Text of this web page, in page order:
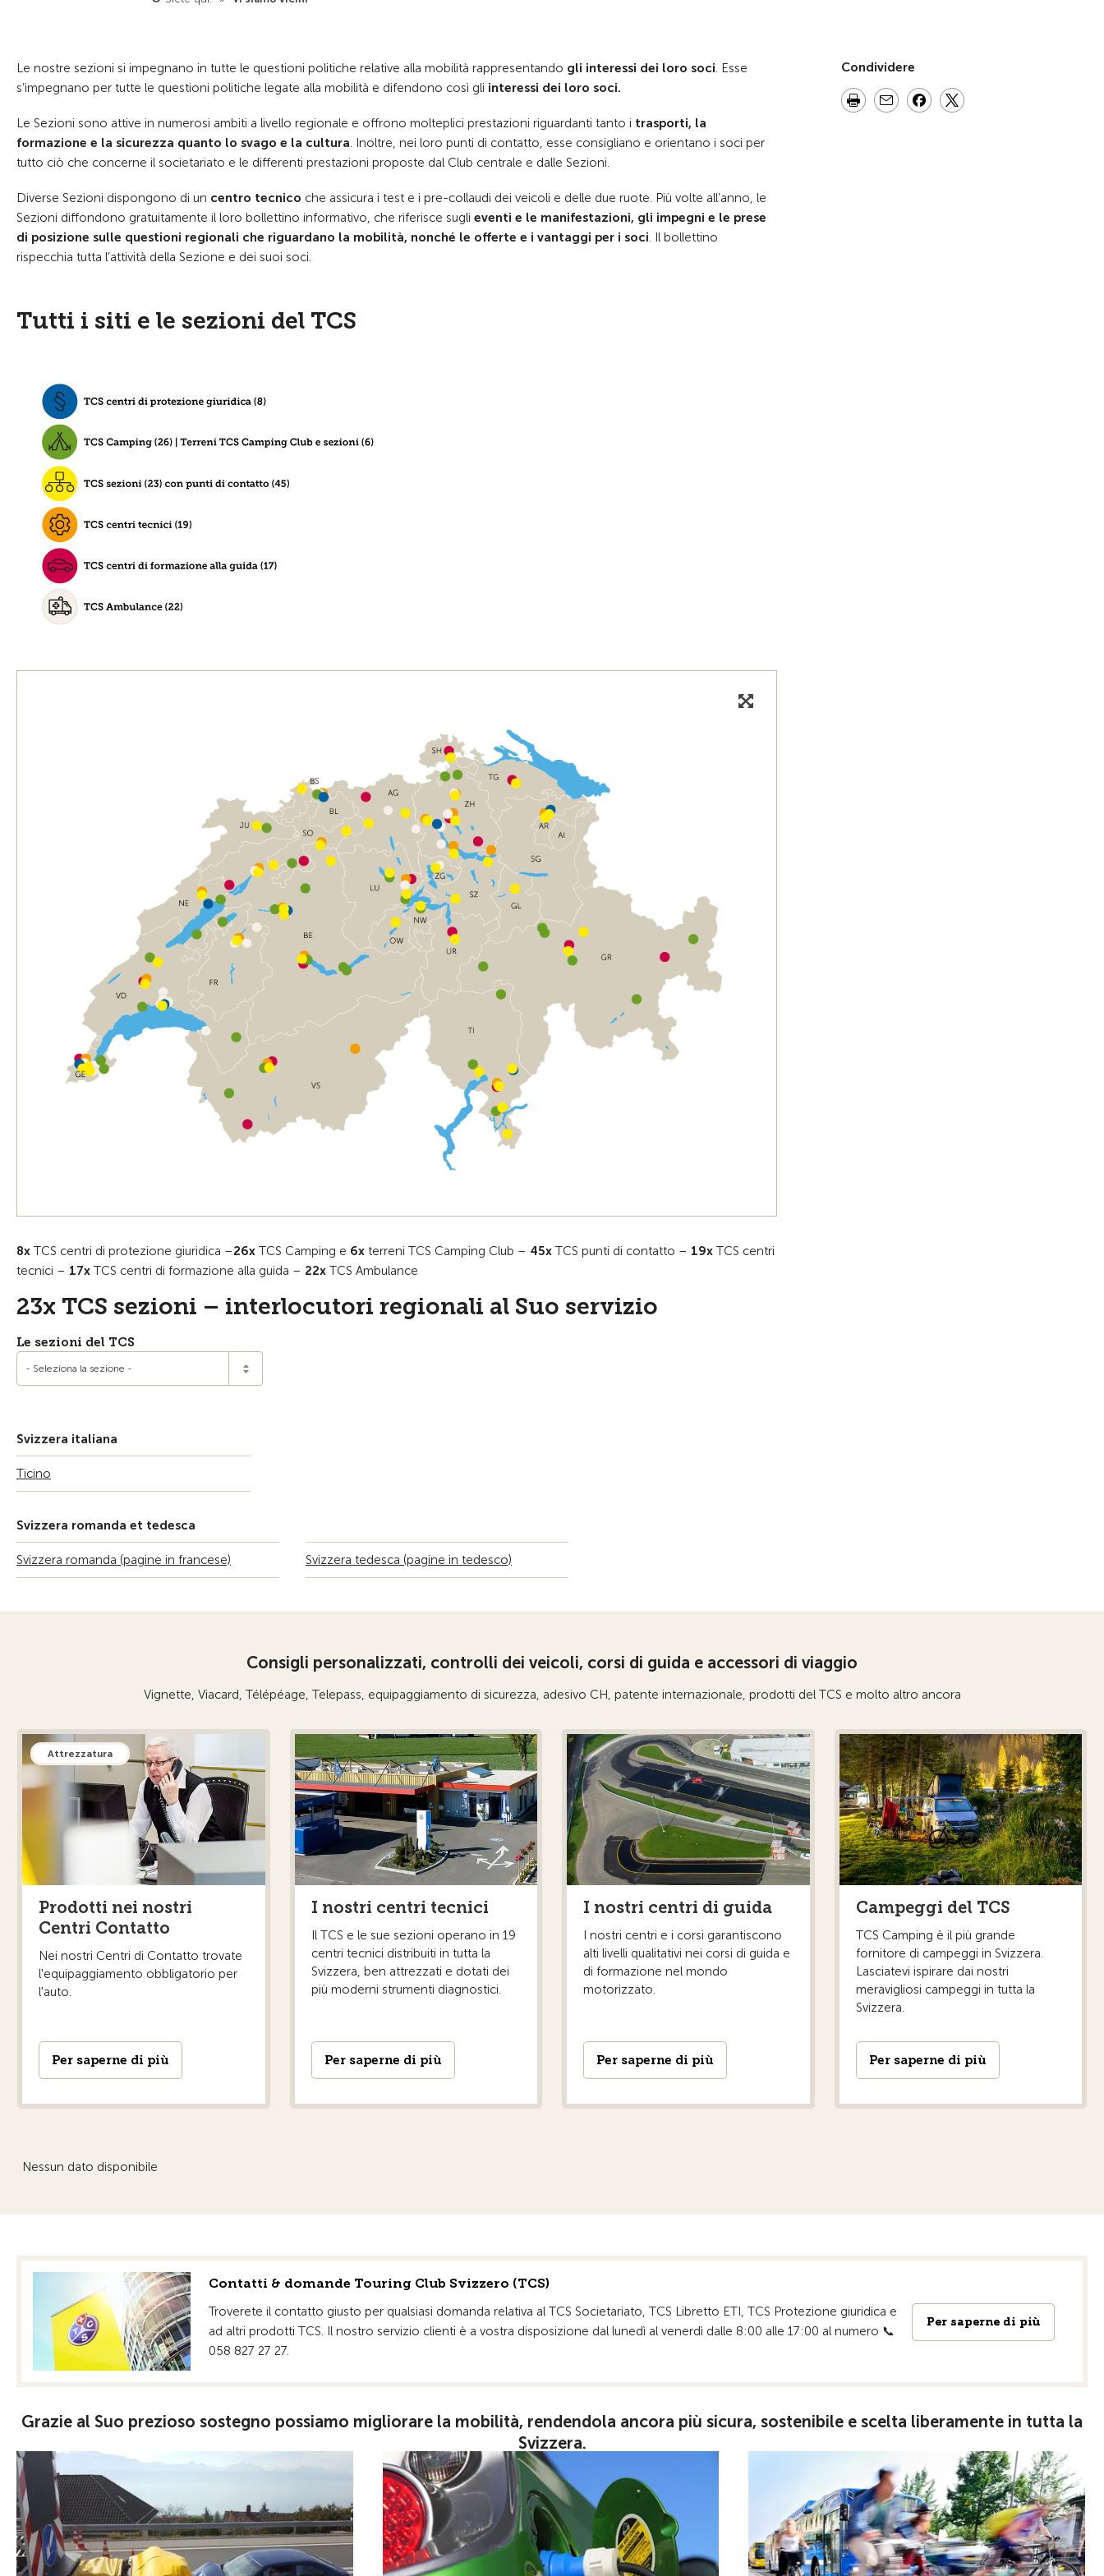
Le nostre sezioni si impegnano in tutte le questioni politiche relative alla mobilità rappresentando gli interessi dei loro soci. Esse
s’impegnano per tutte le questioni politiche legate alla mobilità e difendono così gli interessi dei loro soci.
Le Sezioni sono attive in numerosi ambiti a livello regionale e offrono molteplici prestazioni riguardanti tanto i trasporti, la
formazione e la sicurezza quanto lo svago e la cultura. Inoltre, nei loro punti di contatto, esse consigliano e orientano i soci per
tutto ciò che concerne il societariato e le differenti prestazioni proposte dal Club centrale e dalle Sezioni.
Diverse Sezioni dispongono di un centro tecnico che assicura i test e i pre-collaudi dei veicoli e delle due ruote. Più volte all’anno, le
Sezioni diffondono gratuitamente il loro bollettino informativo, che riferisce sugli eventi e le manifestazioni, gli impegni e le prese
di posizione sulle questioni regionali che riguardano la mobilità, nonché le offerte e i vantaggi per i soci. Il bollettino
rispecchia tutta l’attività della Sezione e dei suoi soci.
Tutti i siti e le sezioni del TCS
8x TCS centri di protezione giuridica –26x TCS Camping e 6x terreni TCS Camping Club – 45x TCS punti di contatto – 19x TCS centri
tecnici – 17x TCS centri di formazione alla guida – 22x TCS Ambulance
23x TCS sezioni – interlocutori regionali al Suo servizio
Le sezioni del TCS
- Seleziona la sezione -
Berna
Friborgo
Ginevra
Glarona
Soletta
San Gallo – AI
Uri
Vaud
Zugo
Zurigo
Svizzera italiana
Ticino
Svizzera romanda et tedesca
Svizzera romanda (pagine in francese) Svizzera tedesca (pagine in tedesco)
Condividere
Consigli personalizzati, controlli dei veicoli, corsi di guida e accessori di viaggio
Vignette, Viacard, Télépéage, Telepass, equipaggiamento di sicurezza, adesivo CH, patente internazionale, prodotti del TCS e molto altro ancora
Attrezzatura
Prodotti nei nostri
Centri Contatto
Nei nostri Centri di Contatto trovate
l'equipaggiamento obbligatorio per
l'auto.
Per saperne di più
I nostri centri tecnici
Il TCS e le sue sezioni operano in 19
centri tecnici distribuiti in tutta la
Svizzera, ben attrezzati e dotati dei
più moderni strumenti diagnostici.
Per saperne di più
I nostri centri di guida
I nostri centri e i corsi garantiscono
alti livelli qualitativi nei corsi di guida e
di formazione nel mondo
motorizzato.
Per saperne di più
Campeggi del TCS
TCS Camping è il più grande
fornitore di campeggi in Svizzera.
Lasciatevi ispirare dai nostri
meravigliosi campeggi in tutta la
Svizzera.
Per saperne di più
Nessun dato disponibile
Contatti & domande Touring Club Svizzero (TCS)
Troverete il contatto giusto per qualsiasi domanda relativa al TCS Societariato, TCS Libretto ETI, TCS Protezione giuridica e
ad altri prodotti TCS. Il nostro servizio clienti è a vostra disposizione dal lunedì al venerdì dalle 8:00 alle 17:00 al numero 📞
058 827 27 27.
Per saperne di più
Per saperne di più
Grazie al Suo prezioso sostegno possiamo migliorare la mobilità, rendendola ancora più sicura, sostenibile e scelta liberamente in tutta la
Svizzera.